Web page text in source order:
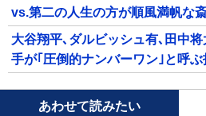
vs.第二の人生の方が順風満帆な
大谷翔平､ダルビッシュ有､田中
手が｢圧倒的ナンバーワン｣と呼
あわせて読みたい